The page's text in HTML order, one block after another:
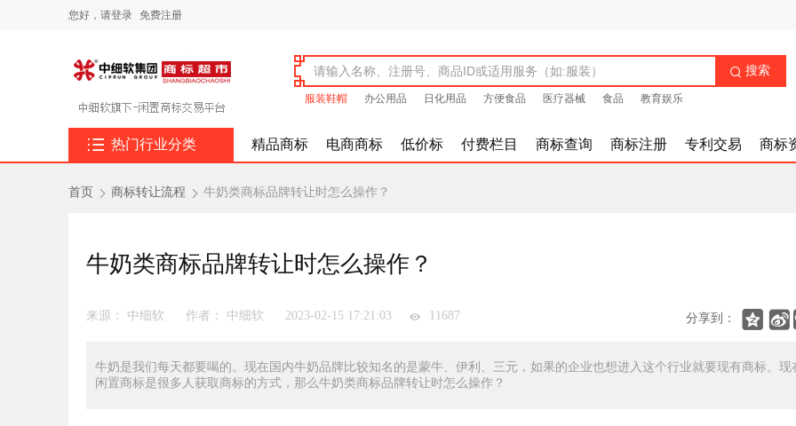
您好， 请登录 免费注册
 搜索
服装鞋帽 办公用品 日化用品 方便食品 医疗器械 食品 教育娱乐
 热门行业分类 精品商标 电商商标 低价标 付费栏目 商标查询 商标注册 专利交易 商标
首页  商标转让流程  牛奶类商标品牌转让时怎么操作？
牛奶类商标品牌转让时怎么操作？
分享到：  
来源： 中细软 作者： 中细软 2023-02-15 17:21:03 11687
牛奶是我们每天都要喝的。现在国内牛奶品牌比较知名的是蒙牛、伊利、三元，如果的企业也想进入这个行业就要现有商标。现
闲置商标是很多人获取商标的方式，那么牛奶类商标品牌转让时怎么操作？